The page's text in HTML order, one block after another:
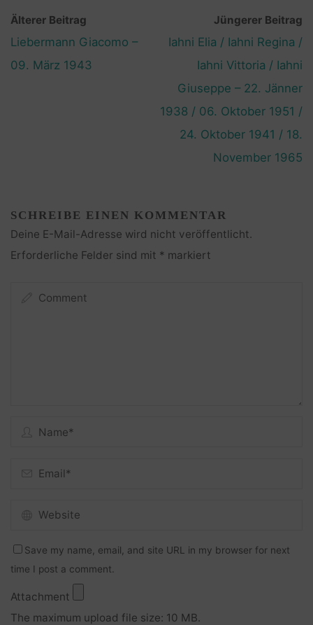
Älterer Beitrag
Liebermann Giacomo –
09. März 1943
Jüngerer Beitrag
Iahni Elia / Iahni Regina /
Iahni Vittoria / Iahni
Giuseppe – 22. Jänner
1938 / 06. Oktober 1951 /
24. Oktober 1941 / 18.
November 1965
SCHREIBE EINEN KOMMENTAR
Deine E-Mail-Adresse wird nicht veröffentlicht.
Erforderliche Felder sind mit * markiert
Save my name, email, and site URL in my browser for next
time I post a comment.
Attachment
The maximum upload file size: 10 MB.